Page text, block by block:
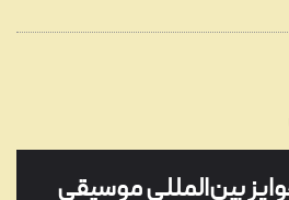
بین‌المللی موسیقی